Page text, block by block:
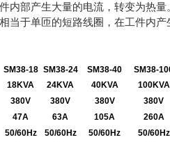
内部产生大量的电流，转变为热
当于单匝的短路线圈，在工件内
SM38-18 SM38-24 SM38-40
SM38-
18KVA 24KVA 40KVA
100KVA
380V 380V 380V
380V
47A 63A 105A
260A
50/60Hz 50/60Hz 50/60Hz 50/60Hz